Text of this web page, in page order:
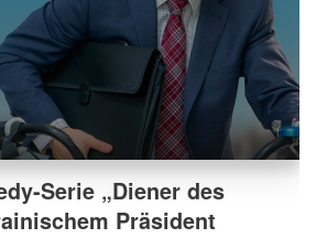
Serie „Diener des
Präsident